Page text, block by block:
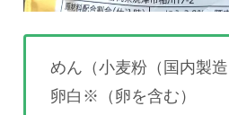
めん（小麦粉（国内製
卵白※（卵を含む）